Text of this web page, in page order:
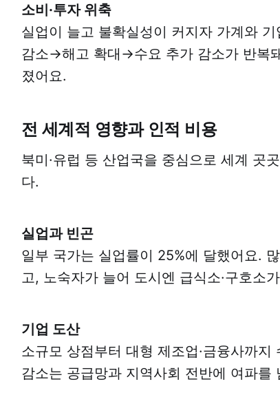
소비·투자 위축
실업이 늘고 불확실성이 커지자 가계와
감소→해고 확대→수요 추가 감소가 반복
졌어요.
전 세계적 영향과 인적 비용
북미·유럽 등 산업국을 중심으로 세계 곳
다.
실업과 빈곤
일부 국가는 실업률이 25%에 달했어요.
고, 노숙자가 늘어 도시엔 급식소·구호소
기업 도산
소규모 상점부터 대형 제조업·금융사까
감소는 공급망과 지역사회 전반에 여파를